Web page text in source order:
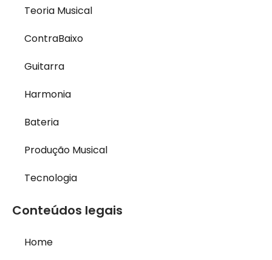
Teoria Musical
ContraBaixo
Guitarra
Harmonia
Bateria
Produção Musical
Tecnologia
Conteúdos legais
Home